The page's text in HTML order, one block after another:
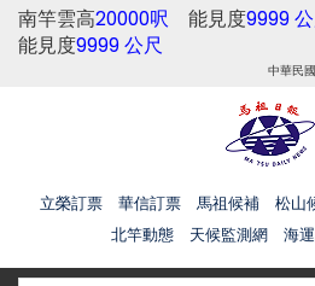
南竿雲高20000呎 能見度9999
能見度9999 公尺
中華民
立榮訂票 華信訂票 馬祖候補 松山
北竿動態
天候監測網 海